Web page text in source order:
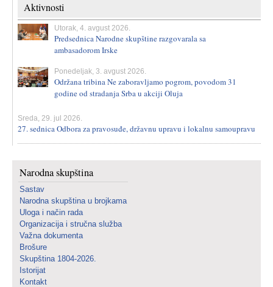
Aktivnosti
Utorak, 4. avgust 2026.
Predsednica Narodne skupštine razgovarala sa
ambasadorom Irske
Ponedeljak, 3. avgust 2026.
Održana tribina Ne zaboravljamo pogrom, povodom 31
godine od stradanja Srba u akciji Oluja
Sreda, 29. jul 2026.
27. sednica Odbora za pravosuđe, državnu upravu i lokalnu samoupravu
Narodna skupština
Sastav
Narodna skupština u brojkama
Uloga i način rada
Organizacija i stručna služba
Važna dokumenta
Brošure
Skupština 1804-2026.
Istorijat
Kontakt